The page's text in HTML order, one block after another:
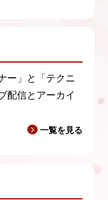
ー」と「テクニ
配信とアーカイ
一覧を見る